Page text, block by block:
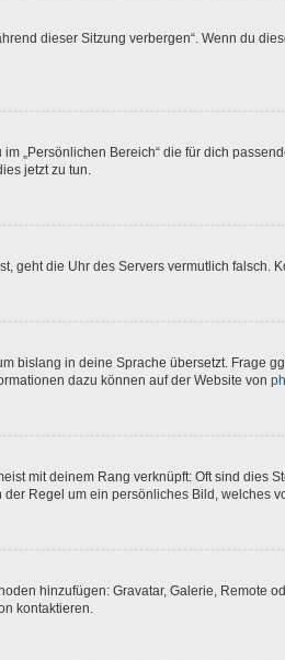
dieser Sitzung verbergen“. Wenn du
„Persönlichen Bereich“ die für dich
jetzt zu tun.
die Uhr des Servers vermutlich falsch.
in deine Sprache übersetzt. Frage
dazu können auf der Website von
mit deinem Rang verknüpft: Oft sind dies
Regel um ein persönliches Bild, welches
hinzufügen: Gravatar, Galerie,
kontaktieren.